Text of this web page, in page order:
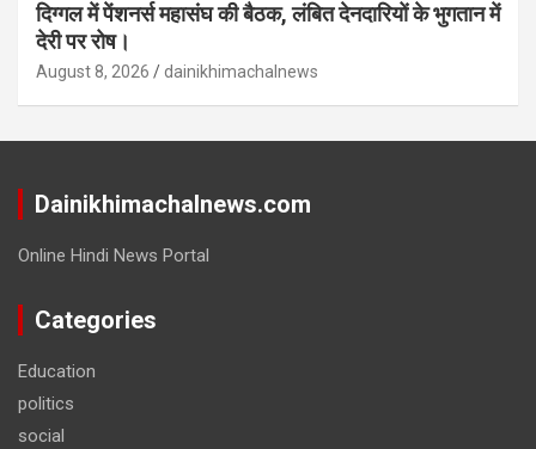
दिग्गल में पेंशनर्स महासंघ की बैठक, लंबित देनदारियों के भुगतान में
देरी पर रोष।
August 8, 2026 dainikhimachalnews
Dainikhimachalnews.com
Online Hindi News Portal
Categories
Education
politics
social